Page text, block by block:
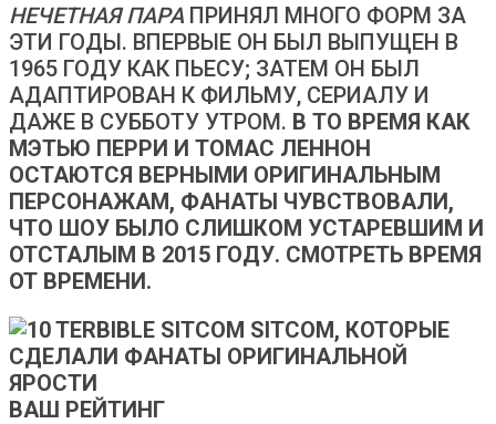
НЕЧЕТНАЯ ПАРА ПРИНЯЛ МНОГО ФОРМ ЗА
ЭТИ ГОДЫ. ВПЕРВЫЕ ОН БЫЛ ВЫПУЩЕН В
1965 ГОДУ КАК ПЬЕСУ; ЗАТЕМ ОН БЫЛ
АДАПТИРОВАН К ФИЛЬМУ, СЕРИАЛУ И
ДАЖЕ В СУББОТУ УТРОМ. В ТО ВРЕМЯ КАК
МЭТЬЮ ПЕРРИ И ТОМАС ЛЕННОН
ОСТАЮТСЯ ВЕРНЫМИ ОРИГИНАЛЬНЫМ
ПЕРСОНАЖАМ, ФАНАТЫ ЧУВСТВОВАЛИ,
ЧТО ШОУ БЫЛО СЛИШКОМ УСТАРЕВШИМ И
ОТСТАЛЫМ В 2015 ГОДУ. СМОТРЕТЬ ВРЕМЯ
ОТ ВРЕМЕНИ.
ВАШ РЕЙТИНГ